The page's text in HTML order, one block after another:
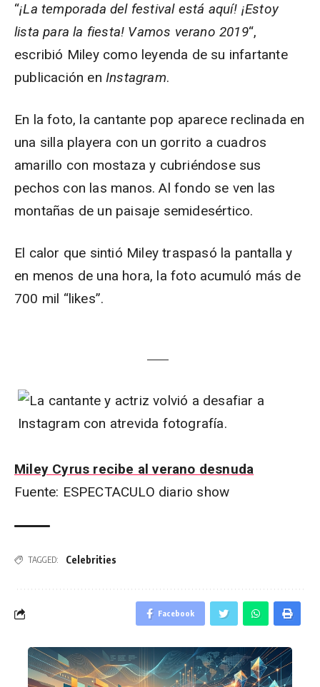
“¡La temporada del festival está aquí! ¡Estoy
lista para la fiesta! Vamos verano 2019“,
escribió Miley como leyenda de su infartante
publicación en Instagram.
En la foto, la cantante pop aparece reclinada en
una silla playera con un gorrito a cuadros
amarillo con mostaza y cubriéndose sus
pechos con las manos. Al fondo se ven las
montañas de un paisaje semidesértico.
El calor que sintió Miley traspasó la pantalla y
en menos de una hora, la foto acumuló más de
700 mil “likes”.
Miley Cyrus recibe al verano desnuda
Fuente: ESPECTACULO diario show
TAGGED: Celebrities
Facebook